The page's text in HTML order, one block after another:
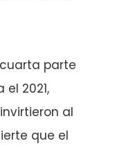
parte
2021,
al
que el